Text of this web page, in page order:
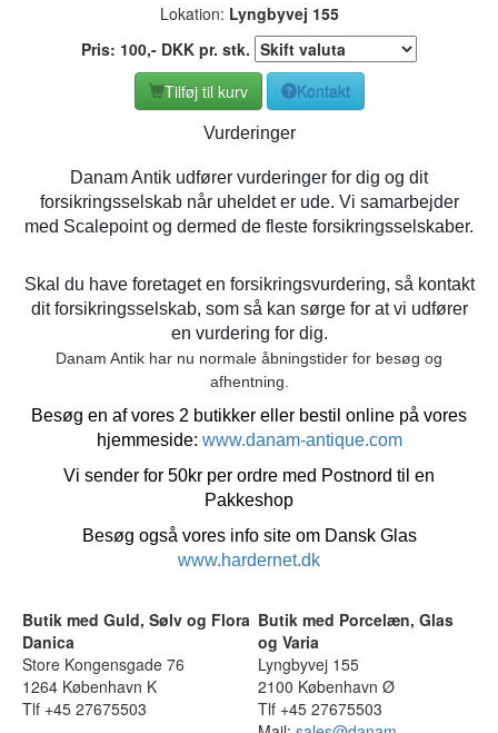
Lokation: Lyngbyvej 155
Pris: 100,- DKK pr. stk.
Tilføj til kurv
Kontakt
Vurderinger
Danam Antik udfører vurderinger for dig og dit
forsikringsselskab når uheldet er ude. Vi samarbejder
med Scalepoint og dermed de fleste forsikringsselskaber.
Skal du have foretaget en forsikringsvurdering, så kontakt
dit forsikringsselskab, som så kan sørge for at vi udfører
en vurdering for dig.
Danam Antik har nu normale åbningstider for besøg og
afhentning.
Besøg en af vores 2 butikker eller bestil online på vores
hjemmeside: www.danam-antique.com
Vi sender for 50kr per ordre med Postnord til en
Pakkeshop
Besøg også vores info site om Dansk Glas
www.hardernet.dk
Butik med Guld, Sølv og Flora
Danica
Butik med Porcelæn, Glas
og Varia
Store Kongensgade 76
Lyngbyvej 155
1264 København K
2100 København Ø
Tlf +45 27675503
Tlf +45 27675503